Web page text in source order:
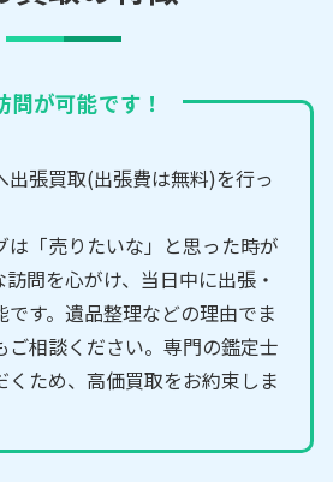
問が可能です！
出張買取(出張費は無料)を行っ
は「売りたいな」と思った時が
問を心がけ、当日中に出張・
す。遺品整理などの理由でま
ご相談ください。専門の鑑定士
ため、高価買取をお約束しま